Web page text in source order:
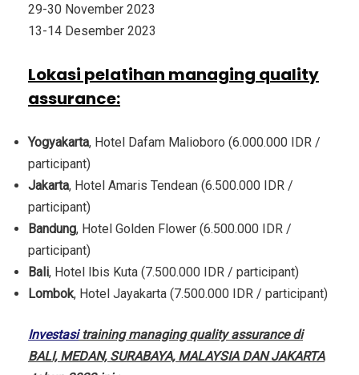
29-30 November 2023
13-14 Desember 2023
Lokasi pelatihan managing quality
assurance:
Yogyakarta, Hotel Dafam Malioboro (6.000.000 IDR /
participant)
Jakarta, Hotel Amaris Tendean (6.500.000 IDR /
participant)
Bandung, Hotel Golden Flower (6.500.000 IDR /
participant)
Bali, Hotel Ibis Kuta (7.500.000 IDR / participant)
Lombok, Hotel Jayakarta (7.500.000 IDR / participant)
Investasitraining managing quality assurance di
BALI, MEDAN, SURABAYA, MALAYSIA DAN JAKARTA